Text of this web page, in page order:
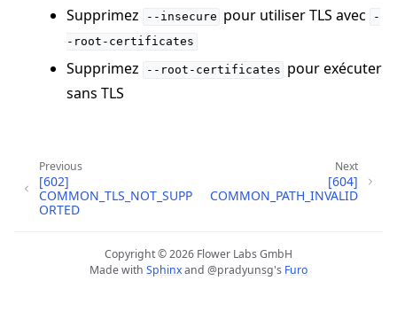
navigation of Tutoriels de démarrage rapide
navigation of Build
Supprimez
--insecure pour utiliser TLS avec
-
-root-certificates
Supprimez --root-certificates pour exécuter
sans TLS
Next
[604]
COMMON_PATH_INVALID
Previous
[602]
COMMON_TLS_NOT_SUPP
ORTED
Copyright © 2026 Flower Labs GmbH
Made with Sphinxand @pradyunsg's Furo